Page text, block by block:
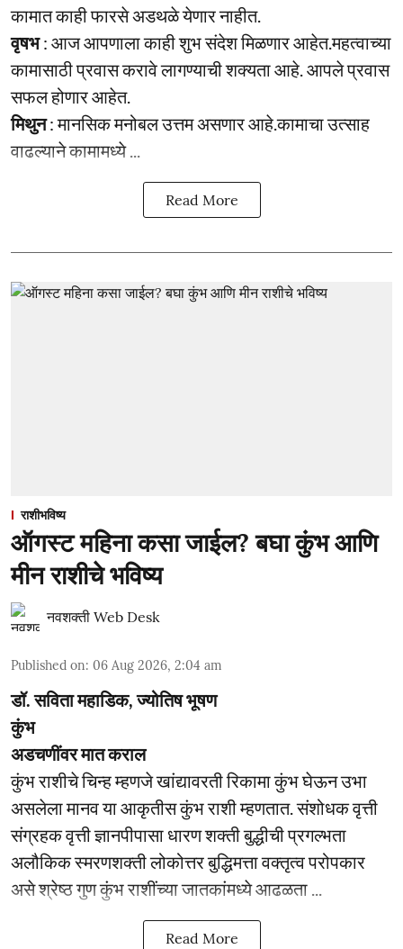
कामात काही फारसे अडथळे येणार नाहीत.
वृषभ: आज आपणाला काही शुभ संदेश मिळणार आहेत.महत्वाच्या
कामासाठी प्रवास करावे लागण्याची शक्यता आहे. आपले प्रवास
सफल होणार आहेत.
मिथुन: मानसिक मनोबल उत्तम असणार आहे.कामाचा उत्साह
वाढल्याने कामामध्ये ...
Read More
राशीभविष्य
ऑगस्ट महिना कसा जाईल? बघा कुंभ आणि
मीन राशीचे भविष्य
नवशक्ती Web Desk
Published on: 06 Aug 2026, 2:04 am
डॉ. सविता महाडिक, ज्योतिष भूषण
कुंभ
अडचणींवर मात कराल
कुंभ राशीचे चिन्ह म्हणजे खांद्यावरती रिकामा कुंभ घेऊन उभा
असलेला मानव या आकृतीस कुंभ राशी म्हणतात. संशोधक वृत्ती
संग्रहक वृत्ती ज्ञानपीपासा धारण शक्ती बुद्धीची प्रगल्भता
अलौकिक स्मरणशक्ती लोकोत्तर बुद्धिमत्ता वक्तृत्व परोपकार
असे श्रेष्ठ गुण कुंभ राशींच्या जातकांमध्ये आढळता ...
Read More